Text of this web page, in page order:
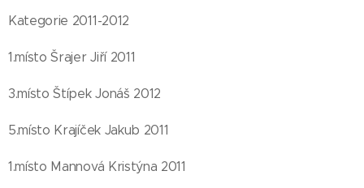
Kategorie 2011-2012
1.místo Šrajer Jiří 2011
3.místo Štípek Jonáš 2012
5.místo Krajíček Jakub 2011
1.místo Mannová Kristýna 2011